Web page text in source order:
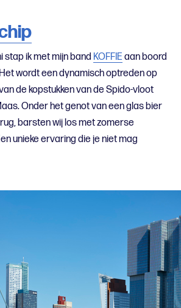
stap ik met mijn band KOFFIE aan boord
wordt een dynamisch optreden op
de kopstukken van de Spido-vloot
Onder het genot van een glas bier
barsten wij los met zomerse
unieke ervaring die je niet mag